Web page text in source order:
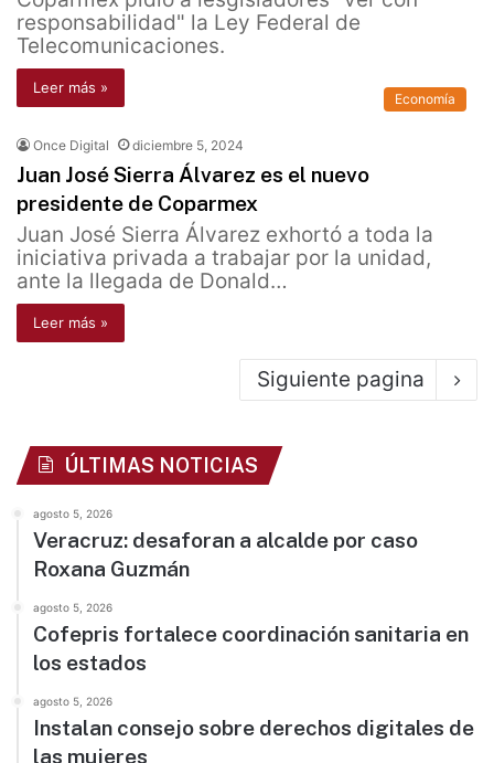
responsabilidad" la Ley Federal de
Telecomunicaciones.
Leer más »
Economía
Once Digital diciembre 5, 2024
Juan José Sierra Álvarez es el nuevo
presidente de Coparmex
Juan José Sierra Álvarez exhortó a toda la
iniciativa privada a trabajar por la unidad,
ante la llegada de Donald…
Leer más »
Siguiente pagina
ÚLTIMAS NOTICIAS
agosto 5, 2026
Veracruz: desaforan a alcalde por caso
Roxana Guzmán
agosto 5, 2026
Cofepris fortalece coordinación sanitaria en
los estados
agosto 5, 2026
Instalan consejo sobre derechos digitales de
las mujeres